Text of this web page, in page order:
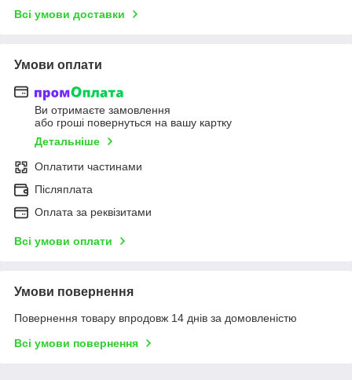
Всі умови доставки
Умови оплати
Ви отримаєте замовлення
або гроші повернуться на вашу картку
Детальніше
Оплатити частинами
Післяплата
Оплата за реквізитами
Всі умови оплати
Умови повернення
Повернення товару впродовж 14 днів за домовленістю
Всі умови повернення